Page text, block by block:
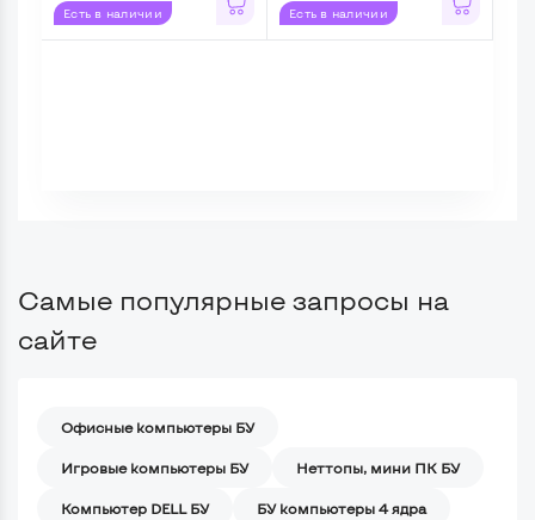
Есть в наличии Есть в наличии
Самые популярные запросы на
сайте
Офисные компьютеры БУ
Игровые компьютеры БУ Неттопы, мини ПК БУ
Компьютер DELL БУ БУ компьютеры 4 ядра